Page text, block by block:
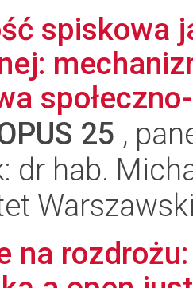
spiskowa
25 ,
dr hab.
na